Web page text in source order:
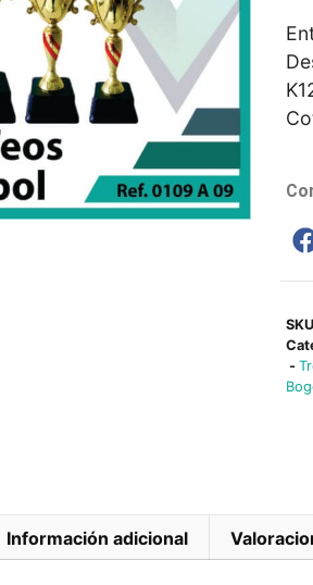
SKU
-
Información adicional